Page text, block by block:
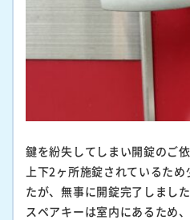
鍵を紛失してしまい開錠のご
上下2ヶ所施錠されているた
たが、無事に開錠完了しました
スペアキーは室内にあるため